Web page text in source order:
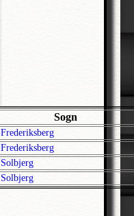
Sogn
Frederiksberg
Frederiksberg
Solbjerg
Solbjerg